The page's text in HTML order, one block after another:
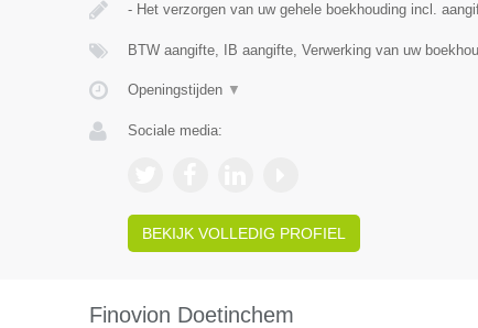
- Het verzorgen van uw gehele boekhouding incl.
BTW aangifte, IB aangifte, Verwerking van uw
Openingstijden ▼
Sociale media:
BEKIJK VOLLEDIG PROFIEL
Finovion Doetinchem